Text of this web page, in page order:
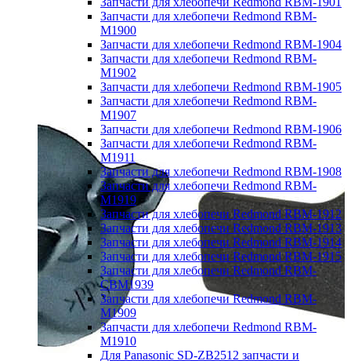
Запчасти для хлебопечи Redmond RBM-
M1900
Запчасти для хлебопечи Redmond RBM-1904
Запчасти для хлебопечи Redmond RBM-
M1902
Запчасти для хлебопечи Redmond RBM-1905
Запчасти для хлебопечи Redmond RBM-
M1907
Запчасти для хлебопечи Redmond RBM-1906
Запчасти для хлебопечи Redmond RBM-
M1911
Запчасти для хлебопечи Redmond RBM-1908
Запчасти для хлебопечи Redmond RBM-
M1919
Запчасти для хлебопечи Redmond RBM-1912
Запчасти для хлебопечи Redmond RBM-1913
Запчасти для хлебопечи Redmond RBM-1914
Запчасти для хлебопечи Redmond RBM-1915
Запчасти для хлебопечи Redmond RBM-
CBM1939
Запчасти для хлебопечи Redmond RBM-
M1909
Запчасти для хлебопечи Redmond RBM-
M1910
Для Panasonic SD-ZB2512 запчасти и